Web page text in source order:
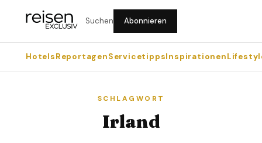
Suchen Abonnieren
HotelsReportagenServicetippsInspirationen
SCHLAGWORT
Irland